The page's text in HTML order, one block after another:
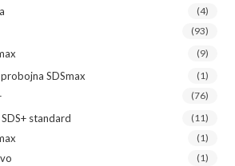
(4)
(93)
(9)
SDSmax (1)
(76)
standard (11)
(1)
(1)